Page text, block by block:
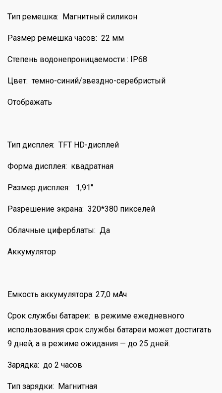
Тип ремешка: Магнитный силикон
Размер ремешка часов: 22 мм
Степень водонепроницаемости : IP68
Цвет: темно-синий/звездно-серебристый
Отображать
Тип дисплея: TFT HD-дисплей
Форма дисплея: квадратная
Размер дисплея: 1,91''
Разрешение экрана: 320*380 пикселей
Облачные циферблаты: Да
Аккумулятор
Емкость аккумулятора: 27,0 мАч
Срок службы батареи: в режиме ежедневного
использования срок службы батареи может достигать
9 дней, а в режиме ожидания — до 25 дней.
Зарядка: до 2 часов
Тип зарядки: Магнитная